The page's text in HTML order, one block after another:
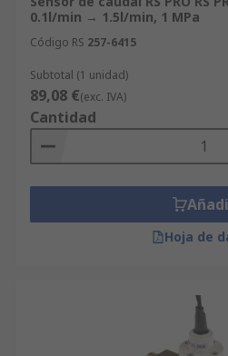
0.1l/min → 1.5l/min, 1 MPa
Código RS 257-6415
Subtotal (1 unidad)
89,08 €(exc. IVA)
Cantidad
Hoja de